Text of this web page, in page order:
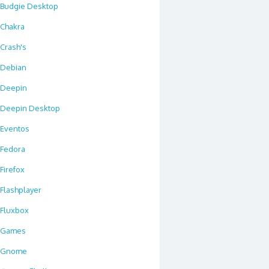
Budgie Desktop
Chakra
Crash's
Debian
Deepin
Deepin Desktop
Eventos
Fedora
Firefox
Flashplayer
Fluxbox
Games
Gnome